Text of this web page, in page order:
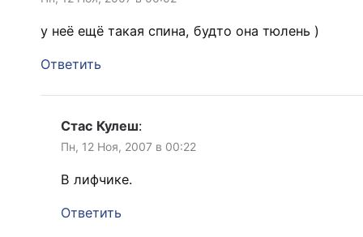
у неё ещё такая спина, будто она тюлень )
Ответить
Стас Кулеш:
Пн, 12 Ноя, 2007 в 00:22
В лифчике.
Ответить